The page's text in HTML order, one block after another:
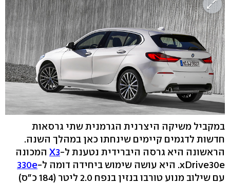
במקביל משיקה היצרנית הגרמנית שתי גרסאות
חדשות לדגמים קיימים שינחתו כאן במהלך השנה.
הראשונה היא גרסה היברידית נטענת ל-X3 המכונה
xDrive30e. היא עושה שימוש ביחידה דומה ל-
330e
עם שילוב מנוע טורבו בנזין בנפח 2.0 ליטר (184 כ"ס)